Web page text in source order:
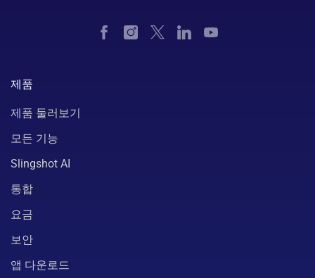
제품
제품 둘러보기
모든 기능
Slingshot AI
통합
요금
보안
앱 다운로드